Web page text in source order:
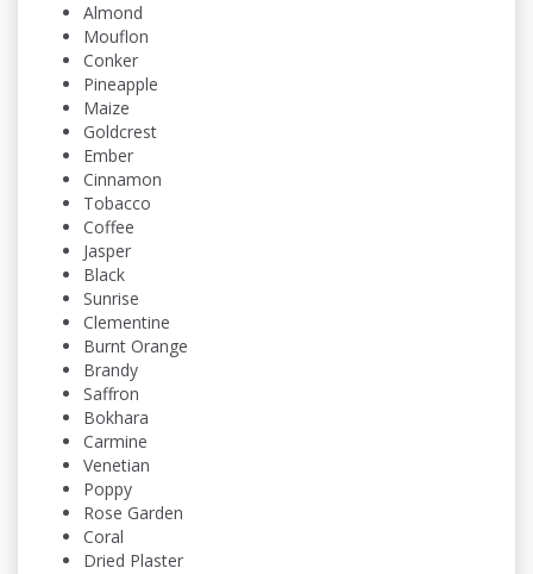
Almond
Mouflon
Conker
Pineapple
Maize
Goldcrest
Ember
Cinnamon
Tobacco
Coffee
Jasper
Black
Sunrise
Clementine
Burnt Orange
Brandy
Saffron
Bokhara
Carmine
Venetian
Poppy
Rose Garden
Coral
Dried Plaster